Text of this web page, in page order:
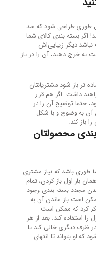
طوری طراحی شود که سد
بسته بندی کالای شما
دیگر زیبایی‌اش
به خرج دهید، آن را در باز
تر باز شود مشتریانتان
داشت. اگر هم قرار
حتما توضیح آن را در
آن به وضوح و با شکل
باز کند.
محصولتان
باشد که نیاز مشتری
بار اول باز کردن، تمام
مجدد بسته بندی وجود
است باز ماندن آن به
کرد که ممکن است
استفاده کند. بعد از هر
ظرف دیگری خالی کند یا
او بتواند تا انتهای